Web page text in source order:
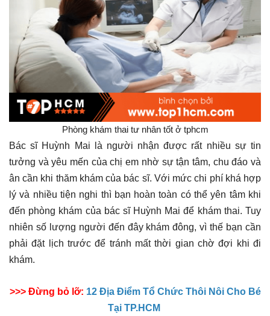
Phòng khám thai tư nhân tốt ở tphcm
Bác sĩ Huỳnh Mai là người nhận được rất nhiều sự tin
tưởng và yêu mến của chị em nhờ sự tận tâm, chu đáo và
ân cần khi thăm khám của bác sĩ. Với mức chi phí khá hợp
lý và nhiều tiện nghi thì bạn hoàn toàn có thể yên tâm khi
đến phòng khám của bác sĩ Huỳnh Mai để khám thai. Tuy
nhiên số lượng người đến đây khám đông, vì thế bạn cần
phải đặt lịch trước để tránh mất thời gian chờ đợi khi đi
khám.
>>> Đừng bỏ lỡ: 12 Địa Điểm Tổ Chức Thôi Nôi Cho Bé
Tại TP.HCM